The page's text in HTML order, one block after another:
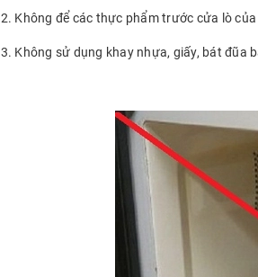
2. Không để các thực phẩm trước cửa lò của
3. Không sử dụng khay nhựa, giấy, bát đũa